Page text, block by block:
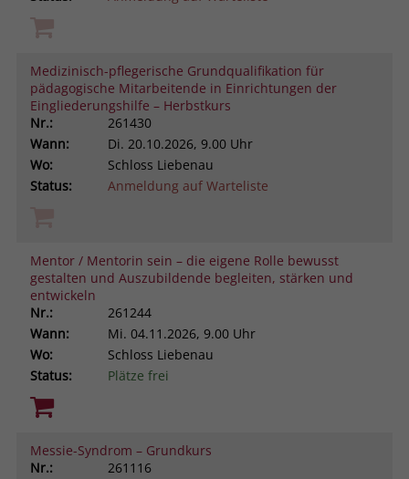
Medizinisch-pflegerische Grundqualifikation für
pädagogische Mitarbeitende in Einrichtungen der
Eingliederungshilfe – Herbstkurs
Nr.:
261430
Wann:
Di. 20.10.2026, 9.00 Uhr
Wo:
Schloss Liebenau
Status:
Anmeldung auf Warteliste
Mentor / Mentorin sein – die eigene Rolle bewusst
gestalten und Auszubildende begleiten, stärken und
entwickeln
Nr.:
261244
Wann:
Mi. 04.11.2026, 9.00 Uhr
Wo:
Schloss Liebenau
Status:
Plätze frei
Messie-Syndrom – Grundkurs
Nr.:
261116